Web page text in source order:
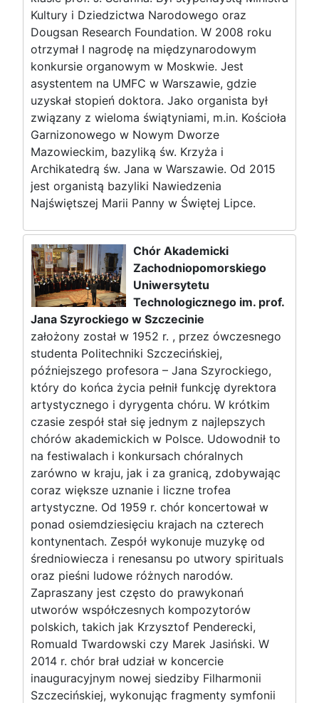
Kultury i Dziedzictwa Narodowego oraz
Dougsan Research Foundation. W 2008 roku
otrzymał I nagrodę na międzynarodowym
konkursie organowym w Moskwie. Jest
asystentem na UMFC w Warszawie, gdzie
uzyskał stopień doktora. Jako organista był
związany z wieloma świątyniami, m.in. Kościoła
Garnizonowego w Nowym Dworze
Mazowieckim, bazyliką św. Krzyża i
Archikatedrą św. Jana w Warszawie. Od 2015
jest organistą bazyliki Nawiedzenia
Najświętszej Marii Panny w Świętej Lipce.
Chór Akademicki
Zachodniopomorskiego
Uniwersytetu
Technologicznego im. prof.
Jana Szyrockiego w Szczecinie
założony został w 1952 r. , przez ówczesnego
studenta Politechniki Szczecińskiej,
późniejszego profesora – Jana Szyrockiego,
który do końca życia pełnił funkcję dyrektora
artystycznego i dyrygenta chóru. W krótkim
czasie zespół stał się jednym z najlepszych
chórów akademickich w Polsce. Udowodnił to
na festiwalach i konkursach chóralnych
zarówno w kraju, jak i za granicą, zdobywając
coraz większe uznanie i liczne trofea
artystyczne. Od 1959 r. chór koncertował w
ponad osiemdziesięciu krajach na czterech
kontynentach. Zespół wykonuje muzykę od
średniowiecza i renesansu po utwory spirituals
oraz pieśni ludowe różnych narodów.
Zapraszany jest często do prawykonań
utworów współczesnych kompozytorów
polskich, takich jak Krzysztof Penderecki,
Romuald Twardowski czy Marek Jasiński. W
2014 r. chór brał udział w koncercie
inauguracyjnym nowej siedziby Filharmonii
Szczecińskiej, wykonując fragmenty symfonii